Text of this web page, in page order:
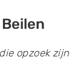
opzoek zijn